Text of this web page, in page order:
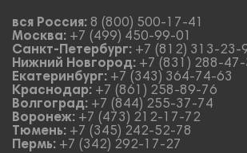
вся Россия: 8 (800) 500-17-41
Москва: +7 (499) 450-99-01
Санкт-Петербург: +7 (812) 313-23-
Нижний Новгород: +7 (831) 288-
Екатеринбург: +7 (343) 364-74-63
Краснодар: +7 (861) 258-89-76
Волгоград: +7 (844) 255-37-74
Воронеж: +7 (473) 212-17-72
Тюмень: +7 (345) 242-52-78
Пермь: +7 (342) 292-17-27